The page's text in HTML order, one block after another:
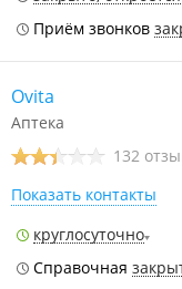
Приём звонков
Ovita
Аптека
132
Показать контакты
круглосуточно
Справочная